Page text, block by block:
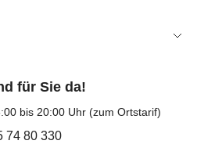
für Sie da!
bis 20:00 Uhr (zum Ortstarif)
74 80 330